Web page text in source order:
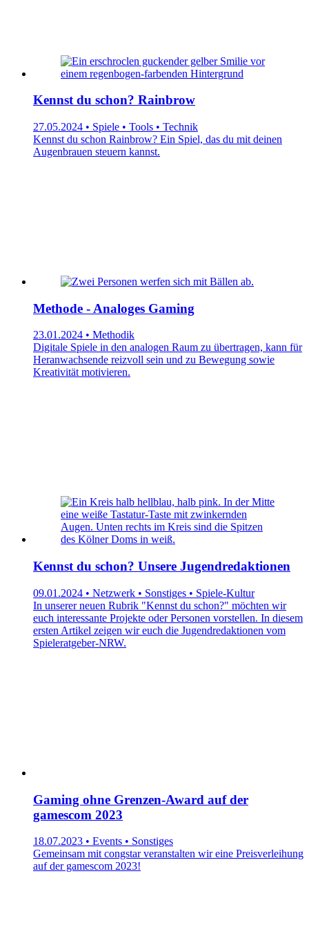
Kennst du schon? Rainbrow
27.05.2024 • Spiele • Tools • Technik
Kennst du schon Rainbrow? Ein Spiel, das du mit deinen
Augenbrauen steuern kannst.
Methode - Analoges Gaming
23.01.2024 • Methodik
Digitale Spiele in den analogen Raum zu übertragen, kann für
Heranwachsende reizvoll sein und zu Bewegung sowie
Kreativität motivieren.
Kennst du schon? Unsere Jugendredaktionen
09.01.2024 • Netzwerk • Sonstiges • Spiele-Kultur
In unserer neuen Rubrik "Kennst du schon?" möchten wir
euch interessante Projekte oder Personen vorstellen. In diesem
ersten Artikel zeigen wir euch die Jugendredaktionen vom
Spieleratgeber-NRW.
Gaming ohne Grenzen-Award auf der
gamescom 2023
18.07.2023 • Events • Sonstiges
Gemeinsam mit congstar veranstalten wir eine Preisverleihung
auf der gamescom 2023!